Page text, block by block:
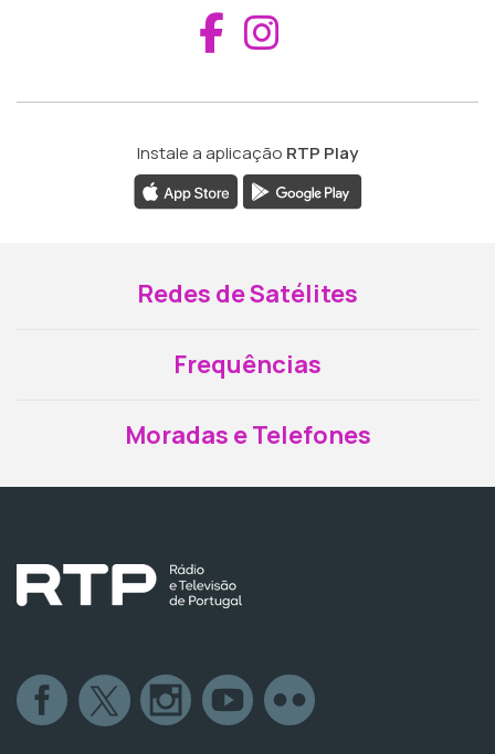
Aceder ao
Instale a aplicação RTP Play
Redes de Satélites
Frequências
Moradas e Telefones